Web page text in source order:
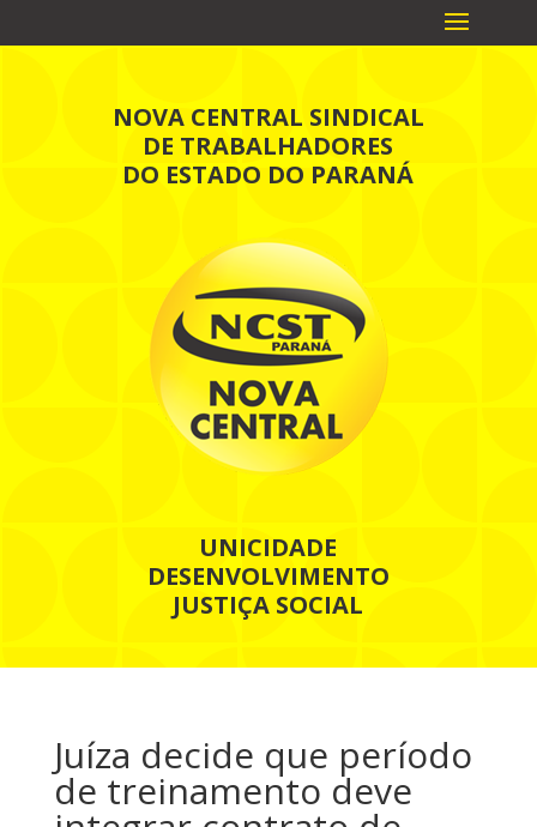
NOVA CENTRAL SINDICAL
DE TRABALHADORES
DO ESTADO DO PARANÁ
UNICIDADE
DESENVOLVIMENTO
JUSTIÇA SOCIAL
Juíza decide que período
de treinamento deve